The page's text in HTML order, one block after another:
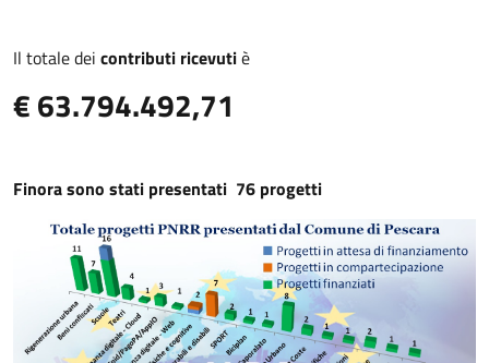
Il totale dei contributi ricevutiè
€ 63.794.492,71
Finora sono stati presentati 76 progetti